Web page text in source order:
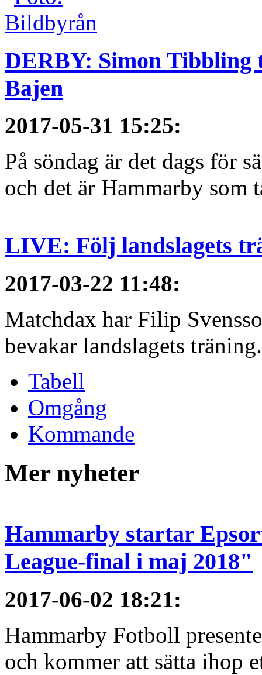
DERBY: Simon
Bajen
2017-05-31 15:25:
På söndag är det dags för
och det är Hammarby som
LIVE: Följ landslagets
2017-03-22 11:48:
Matchdax har Filip
bevakar landslagets
Tabell
Omgång
Kommande
Mer nyheter
Hammarby startar
League-final i maj 2018"
2017-06-02 18:21:
Hammarby Fotboll
och kommer att sätta ihop